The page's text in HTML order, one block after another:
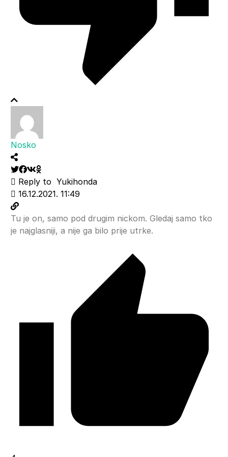
Nosko
Reply to Yukihonda
16.12.2021. 11:49
Tu je on, samo pod drugim nickom. Gledaj samo tko
je najglasniji, a nije ga bilo prije utrke.